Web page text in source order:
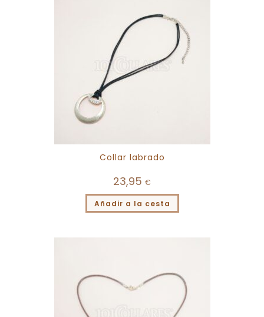
Collar labrado
23,95 €
Añadir a la cesta